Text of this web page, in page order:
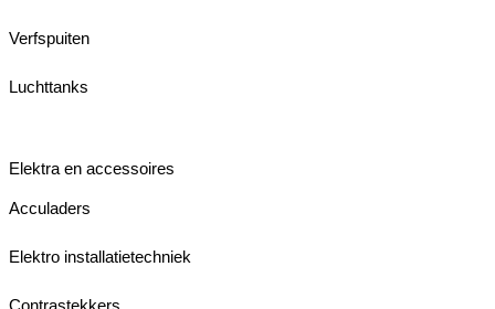
Verfspuiten
Luchttanks
Elektra en accessoires
Acculaders
Elektro installatietechniek
Contrastekkers